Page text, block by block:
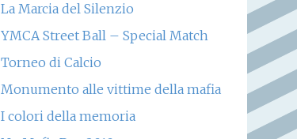
La Marcia del Silenzio
YMCA Street Ball – Special Match
Torneo di Calcio
Monumento alle vittime della mafia
I colori della memoria